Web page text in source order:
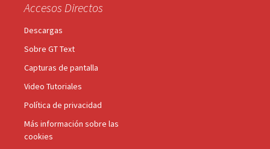
Accesos Directos
Descargas
Sobre GT Text
Capturas de pantalla
Video Tutoriales
Política de privacidad
Más información sobre las
cookies